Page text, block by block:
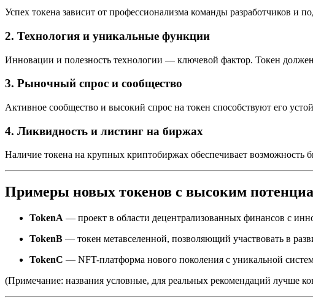
Успех токена зависит от профессионализма команды разработчиков
2. Технология и уникальные функции
Инновации и полезность технологии — ключевой фактор. Токен
3. Рыночный спрос и сообщество
Активное сообщество и высокий спрос на токен способствуют его
4. Ликвидность и листинг на биржах
Наличие токена на крупных криптобиржах обеспечивает возможность
Примеры новых токенов с высоким
TokenA — проект в области децентрализованных финансов с
TokenB — токен метавселенной, позволяющий участвовать в
TokenC — NFT-платформа нового поколения с уникальной
(Примечание: названия условные, для реальных рекомендаций лучше